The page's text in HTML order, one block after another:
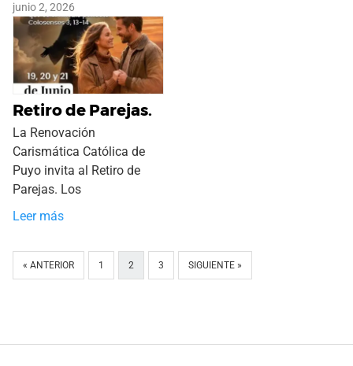
junio 2, 2026
Retiro de Parejas.
La Renovación
Carismática Católica de
Puyo invita al Retiro de
Parejas. Los
Leer más
« ANTERIOR 1 2 3 SIGUIENTE »